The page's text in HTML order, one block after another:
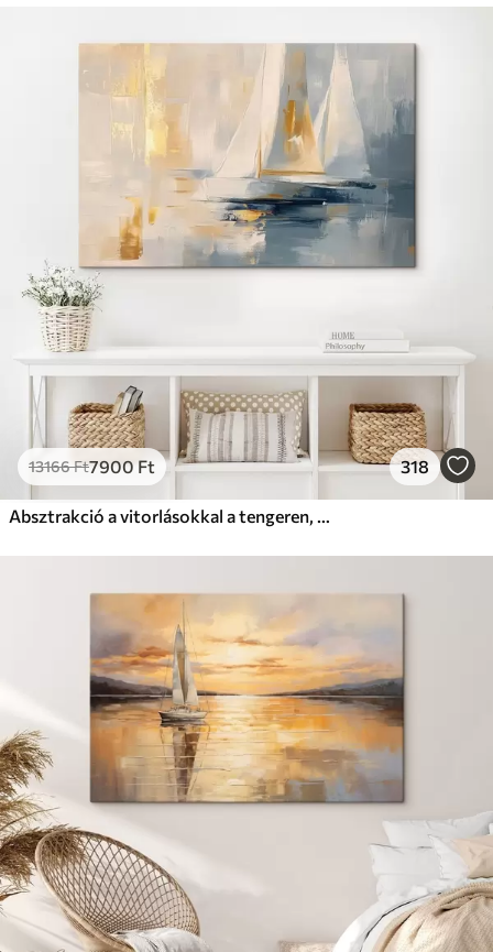
13166Ft7900 Ft 318
Absztrakció a vitorlásokkal a tengeren, akril stílusban, naplemente